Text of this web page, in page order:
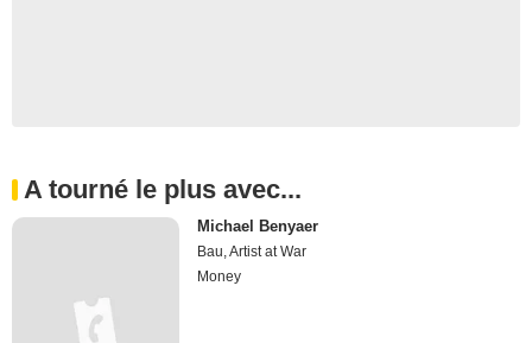
A tourné le plus avec...
Michael Benyaer
Bau, Artist at War
Money